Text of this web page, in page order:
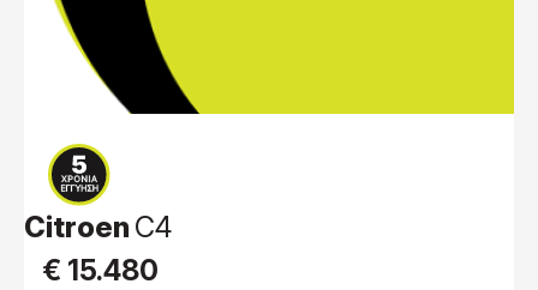
CitroenC4
€ 15.480